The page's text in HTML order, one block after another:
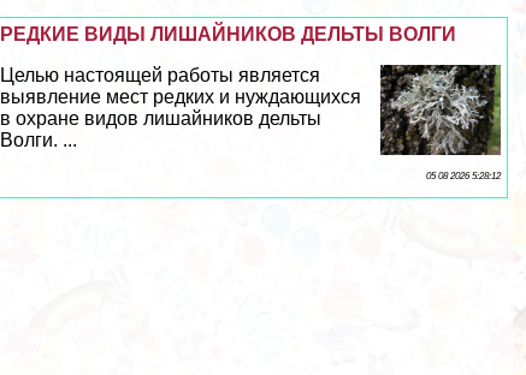
РЕДКИЕ ВИДЫ ЛИШАЙНИКОВ ДЕЛЬТЫ ВОЛГИ
Целью настоящей работы является
выявление мест редких и нуждающихся
в охране видов лишайников дельты
Волги. ...
05 08 2026 5:28:12